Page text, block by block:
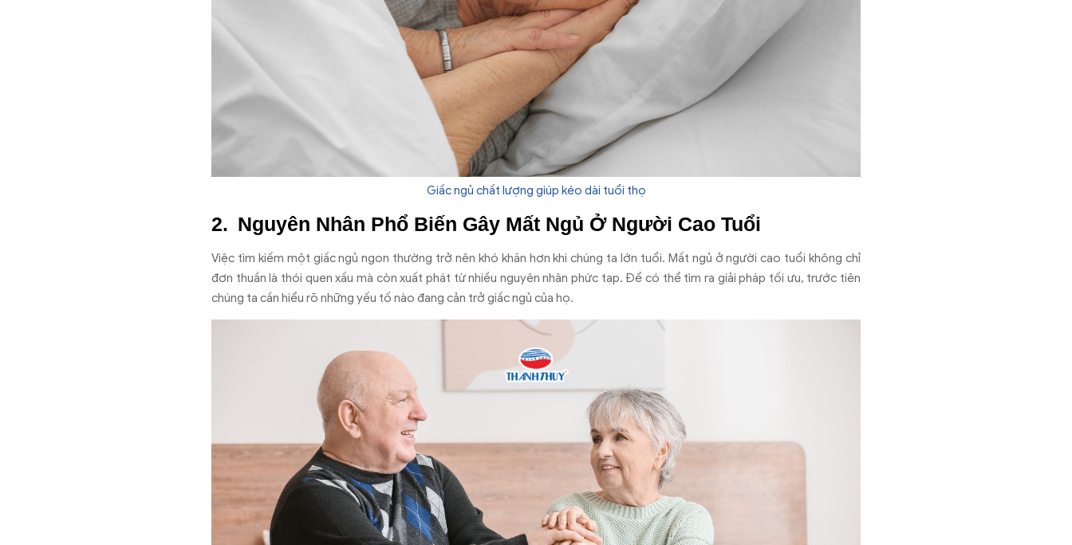
Giấc ngủ chất lượng giúp kéo dài tuổi thọ
Nguyên Nhân Phổ Biến Gây Mất Ngủ Ở Người Cao Tuổi
Việc tìm kiếm một giấc ngủ ngon thường trở nên khó khăn hơn khi chúng ta lớn tuổi. Mất ngủ ở người cao tuổi không chỉ
đơn thuần là thói quen xấu mà còn xuất phát từ nhiều nguyên nhân phức tạp. Để có thể tìm ra giải pháp tối ưu, trước tiên
chúng ta cần hiểu rõ những yếu tố nào đang cản trở giấc ngủ của họ.